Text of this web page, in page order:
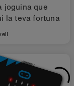
joguina que
la teva fortuna